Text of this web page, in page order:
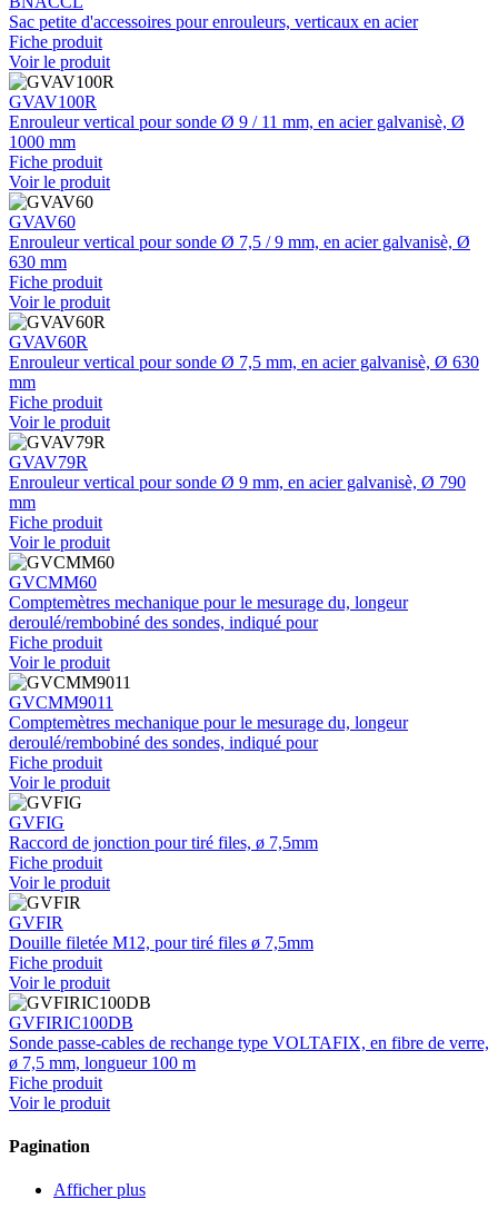
Sac petite d'accessoires pour enrouleurs, verticaux en acier
Fiche produit
Voir le produit
GVAV100R
Enrouleur vertical pour sonde Ø 9 / 11 mm, en acier galvanisè, Ø
1000 mm
Fiche produit
Voir le produit
GVAV60
Enrouleur vertical pour sonde Ø 7,5 / 9 mm, en acier galvanisè, Ø
630 mm
Fiche produit
Voir le produit
GVAV60R
Enrouleur vertical pour sonde Ø 7,5 mm, en acier galvanisè, Ø 630
mm
Fiche produit
Voir le produit
GVAV79R
Enrouleur vertical pour sonde Ø 9 mm, en acier galvanisè, Ø 790
mm
Fiche produit
Voir le produit
GVCMM60
Comptemètres mechanique pour le mesurage du, longeur
deroulé/rembobiné des sondes, indiqué pour
Fiche produit
Voir le produit
GVCMM9011
Comptemètres mechanique pour le mesurage du, longeur
deroulé/rembobiné des sondes, indiqué pour
Fiche produit
Voir le produit
GVFIG
Raccord de jonction pour tiré files, ø 7,5mm
Fiche produit
Voir le produit
GVFIR
Douille filetée M12, pour tiré files ø 7,5mm
Fiche produit
Voir le produit
GVFIRIC100DB
Sonde passe-cables de rechange type VOLTAFIX, en fibre de verre,
ø 7,5 mm, longueur 100 m
Fiche produit
Voir le produit
Pagination
Afficher plus